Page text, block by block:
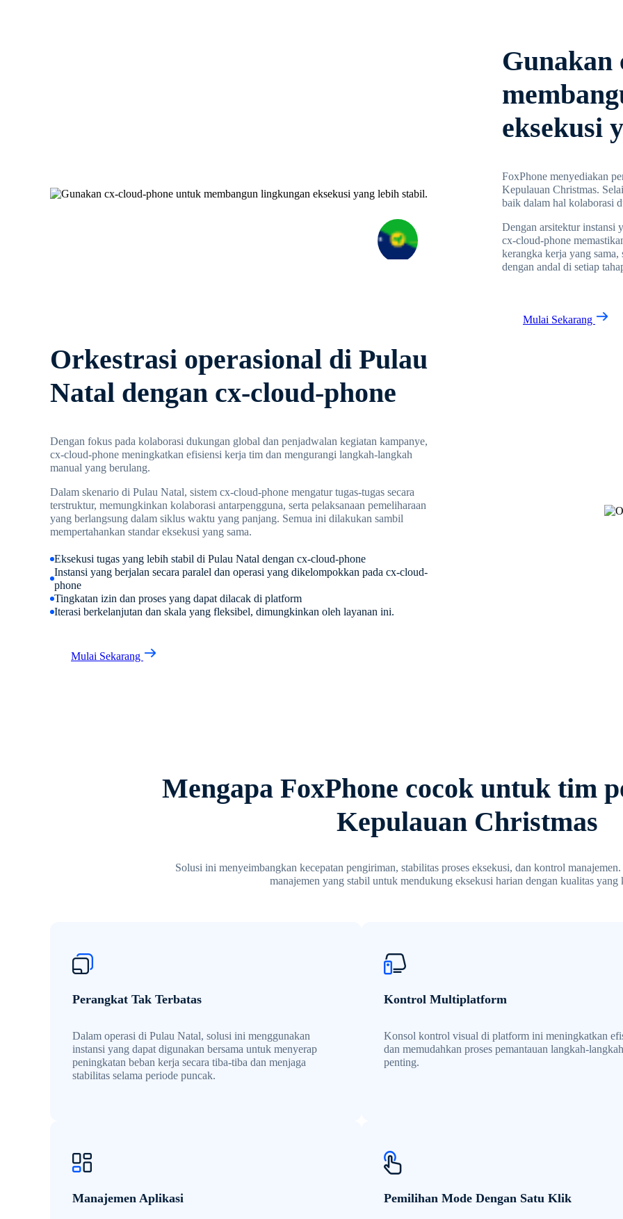
Gunakan
eksekusi
FoxPhone menyediakan
Kepulauan Christmas.
baik dalam hal kolaborasi
Dengan arsitektur instansi
cx-cloud-phone
kerangka kerja yang
dengan andal di setiap
Mulai Sekarang
Orkestrasi operasional di Pulau
Natal dengan cx-cloud-phone
Dengan fokus pada kolaborasi dukungan global dan penjadwalan kegiatan kampanye,
cx-cloud-phone meningkatkan efisiensi kerja tim dan mengurangi langkah-langkah
manual yang berulang.
Dalam skenario di Pulau Natal, sistem cx-cloud-phone mengatur tugas-tugas secara
terstruktur, memungkinkan kolaborasi antarpengguna, serta pelaksanaan pemeliharaan
yang berlangsung dalam siklus waktu yang panjang. Semua ini dilakukan sambil
mempertahankan standar eksekusi yang sama.
Eksekusi tugas yang lebih stabil di Pulau Natal dengan cx-cloud-phone
Instansi yang berjalan secara paralel dan operasi yang dikelompokkan pada cx-cloud-
phone
Tingkatan izin dan proses yang dapat dilacak di platform
Iterasi berkelanjutan dan skala yang fleksibel, dimungkinkan oleh layanan ini.
Mulai Sekarang
Mengapa FoxPhone cocok untuk tim
Kepulauan Christmas
Solusi ini menyeimbangkan kecepatan pengiriman, stabilitas proses eksekusi, dan kontrol
manajemen yang stabil untuk mendukung eksekusi harian dengan kualitas yang
Perangkat Tak Terbatas
Dalam operasi di Pulau Natal, solusi ini menggunakan
instansi yang dapat digunakan bersama untuk menyerap
peningkatan beban kerja secara tiba-tiba dan menjaga
stabilitas selama periode puncak.
Kontrol Multiplatform
Konsol kontrol visual di platform ini meningkatkan
dan memudahkan proses pemantauan langkah-langkah
penting.
Manajemen Aplikasi Pemilihan Mode Dengan Satu Klik